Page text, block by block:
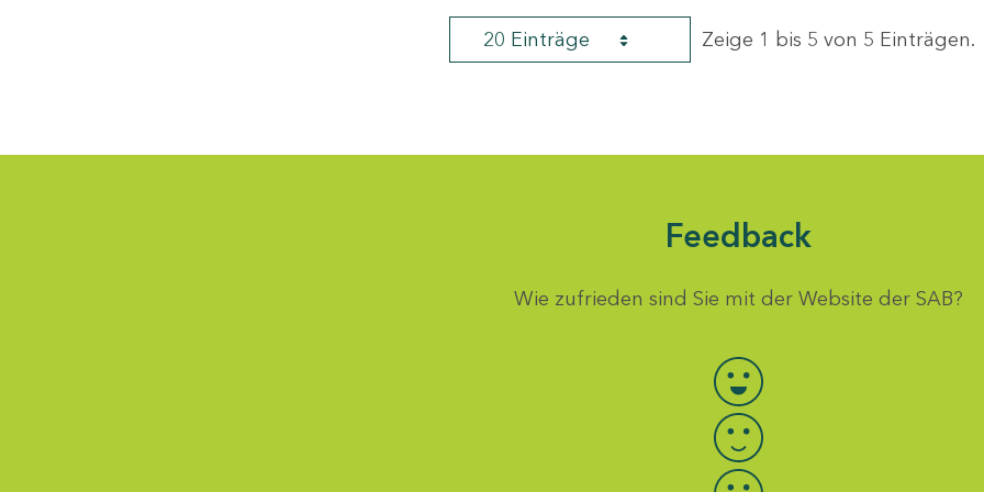
20 Einträge Zeige 1 bis 5 von 5 Einträgen.
Feedback
Wie zufrieden sind Sie mit der Website der SAB?
Bewertung auswählen